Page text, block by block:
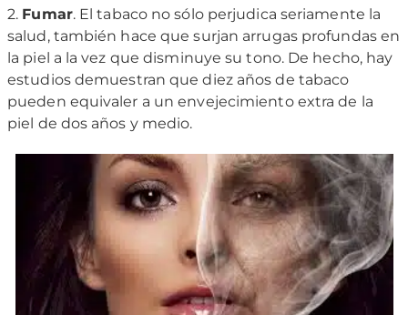
2. Fumar. El tabaco no sólo perjudica seriamente la
salud, también hace que surjan arrugas profundas en
la piel a la vez que disminuye su tono. De hecho, hay
estudios demuestran que diez años de tabaco
pueden equivaler a un envejecimiento extra de la
piel de dos años y medio.